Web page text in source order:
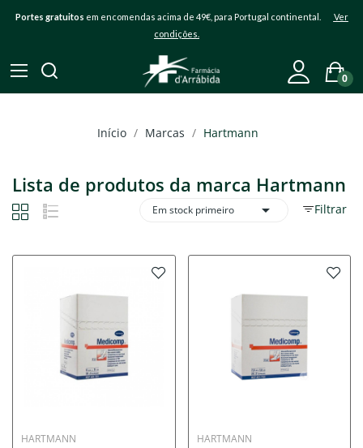
Portes gratuitos em encomendas acima de 49€, para Portugal continental. Ver
condições.
0
Início Marcas Hartmann
Lista de produtos da marca Hartmann
Filtrar
Em stock primeiro 
HARTMANN HARTMANN